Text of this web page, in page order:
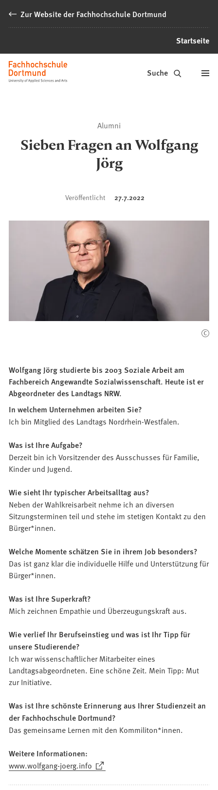
Inhalt anspringen
Zur Website der Fachhochschule Dortmund
Startseite
Alumni
Fachhochschule
Suche
Alumni
Sieben Fragen an Wolfgang
Jörg
Veröffentlicht 27.7.2022
Wolfgang Jörg studierte bis 2003 Soziale Arbeit am
Fachbereich Angewandte Sozialwissenschaft. Heute ist er
Abgeordneter des Landtags NRW.
In welchem Unternehmen arbeiten Sie?
Ich bin Mitglied des Landtags Nordrhein-Westfalen.
Was ist Ihre Aufgabe?
Derzeit bin ich Vorsitzender des Ausschusses für Familie,
Kinder und Jugend.
Wie sieht Ihr typischer Arbeitsalltag aus?
Neben der Wahlkreisarbeit nehme ich an diversen
Sitzungsterminen teil und stehe im stetigen Kontakt zu den
Bürger*innen.
Welche Momente schätzen Sie in ihrem Job besonders?
Das ist ganz klar die individuelle Hilfe und Unterstützung für
Bürger*innen.
Was ist Ihre Superkraft?
Mich zeichnen Empathie und Überzeugungskraft aus.
Wie verlief Ihr Berufseinstieg und was ist Ihr Tipp für
unsere Studierende?
Ich war wissenschaftlicher Mitarbeiter eines
Landtagsabgeordneten. Eine schöne Zeit. Mein Tipp: Mut
zur Initiative.
Was ist Ihre schönste Erinnerung aus Ihrer Studienzeit an
der Fachhochschule Dortmund?
Das gemeinsame Lernen mit den Kommiliton*innen.
Weitere Informationen:
www.wolfgang-joerg.info
(Öffnet